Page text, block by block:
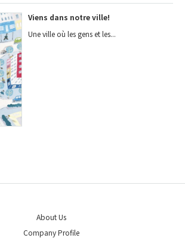
Viens dans notre ville!
Une ville où les gens et les...
About Us
Company Profile